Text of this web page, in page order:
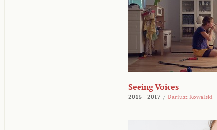
Seeing Voices
2016 - 2017 / Dariusz Kowalski